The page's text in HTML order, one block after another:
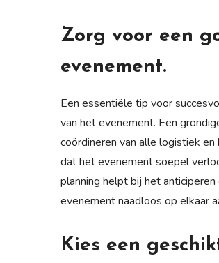
Zorg voor een
evenement.
Een essentiële tip voor
van het evenement. Een
coördineren van alle logistiek
dat het evenement soepel
planning helpt bij het
evenement naadloos op elkaar
Kies een